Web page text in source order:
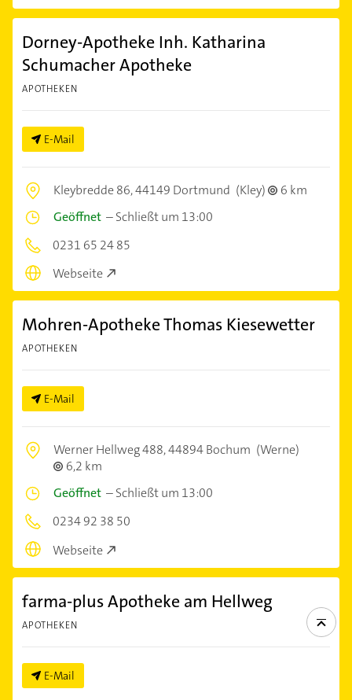
Dorney-Apotheke Inh. Katharina
Schumacher Apotheke
APOTHEKEN
E-Mail
Kleybredde 86,44149 Dortmund (Kley)
6 km
Geöffnet –Schließt um 13:00
0231 65 24 85
Webseite
Mohren-Apotheke Thomas Kiesewetter
APOTHEKEN
E-Mail
Werner Hellweg 488,44894 Bochum (Werne)
6,2 km
Geöffnet –Schließt um 13:00
0234 92 38 50
Webseite
farma-plus Apotheke am Hellweg
APOTHEKEN
E-Mail